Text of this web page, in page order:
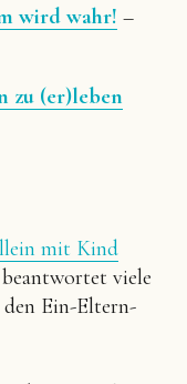
wird wahr! –
zu (er)leben
mit Kind
viele
Ein-Eltern-